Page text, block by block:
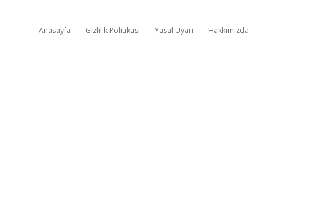
Anasayfa Gizlilik Politikası Yasal Uyarı Hakkımızda